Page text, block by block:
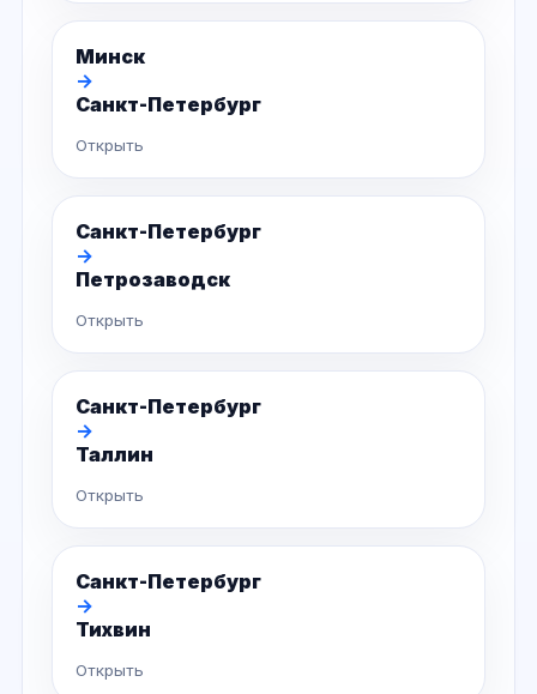
Минск
→
Санкт-Петербург
Открыть
Санкт-Петербург
→
Петрозаводск
Открыть
Санкт-Петербург
→
Таллин
Открыть
Санкт-Петербург
→
Тихвин
Открыть